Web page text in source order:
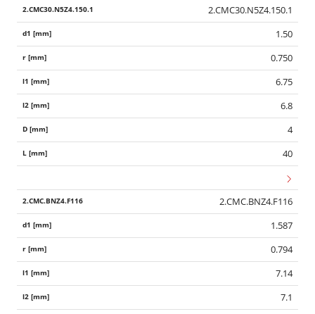
2.CMC30.N5Z4.150.1
1.50
0.750
6.75
6.8
4
40
2.CMC.BNZ4.F116
1.587
0.794
7.14
7.1